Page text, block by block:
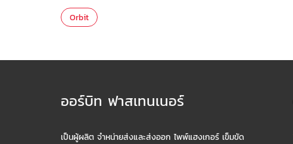
Orbit
ออร์บิท ฟาสเทนเนอร์
เป็นผู้ผลิต จำหน่ายส่งและส่งออก ไพพ์แฮงเกอร์ เข็มขัด